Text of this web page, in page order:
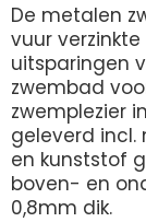
De metalen
vuur
uitsparingen
zwembad
zwemplezier
geleverd incl.
en kunststof
boven- en
0,8mm dik.